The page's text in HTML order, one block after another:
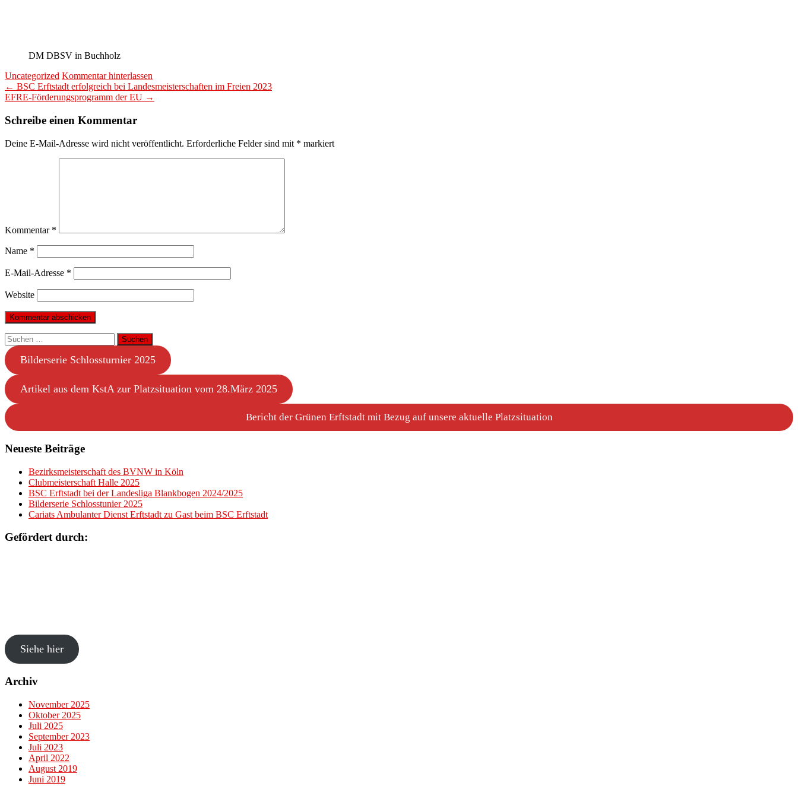
DM DBSV in Buchholz
Uncategorized Kommentar hinterlassen
Beitragsnavigation
← BSC Erftstadt erfolgreich bei Landesmeisterschaften im Freien 2023
EFRE-Förderungsprogramm der EU →
Schreibe einen Kommentar
Deine E-Mail-Adresse wird nicht veröffentlicht. Erforderliche Felder sind mit * markiert
Kommentar *
Name *
E-Mail-Adresse *
Website
Suchen
nach:
Bilderserie Schlossturnier 2025
Artikel aus dem KstA zur Platzsituation vom 28.März 2025
Bericht der Grünen Erftstadt mit Bezug auf unsere aktuelle Platzsituation
Neueste Beiträge
Bezirksmeisterschaft des BVNW in Köln
Clubmeisterschaft Halle 2025
BSC Erftstadt bei der Landesliga Blankbogen 2024/2025
Bilderserie Schlosstunier 2025
Cariats Ambulanter Dienst Erftstadt zu Gast beim BSC Erftstadt
Gefördert durch:
Siehe hier
Archiv
November 2025
Oktober 2025
Juli 2025
September 2023
Juli 2023
April 2022
August 2019
Juni 2019